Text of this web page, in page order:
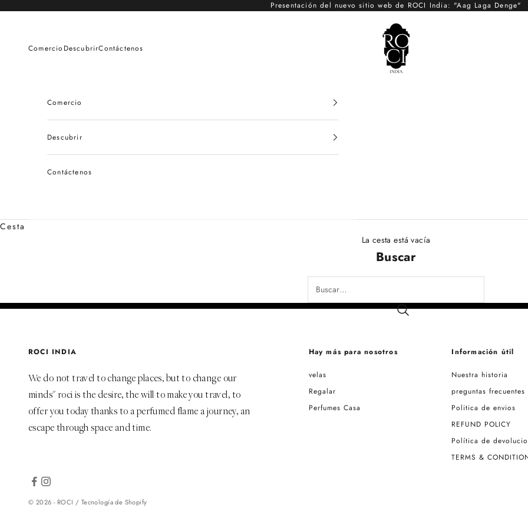
Presentación del nuevo sitio web de ROCI India: "Aag Laga Denge"
ROCI
Comercio DescubrirContáctenos
Comercio
Descubrir
Contáctenos
Cesta
La cesta está vacía
Buscar
ROCI INDIA
We do not travel to change places, but to change our
minds" roci is the desire, the will to make you travel, to
offer you today thanks to a perfumed flame a journey, an
escape through space and time.
Hay más para nosotros
velas
Regalar
Perfumes Casa
Información útil
Nuestra historia
preguntas frecuentes
Politica de envios
REFUND POLICY
Política de
TERMS &
© 2026 - ROCI / Tecnología de Shopify